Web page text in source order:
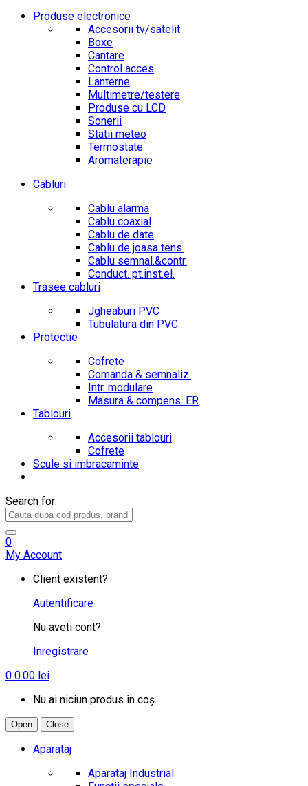
Produse electronice
Accesorii tv/satelit
Boxe
Cantare
Control acces
Lanterne
Multimetre/testere
Produse cu LCD
Sonerii
Statii meteo
Termostate
Aromaterapie
Cabluri
Cablu alarma
Cablu coaxial
Cablu de date
Cablu de joasa tens.
Cablu semnal.&contr.
Conduct. pt.inst.el.
Trasee cabluri
Jgheaburi PVC
Tubulatura din PVC
Protectie
Cofrete
Comanda & semnaliz.
Intr. modulare
Masura & compens. ER
Tablouri
Accesorii tablouri
Cofrete
Scule si imbracaminte
Search for:
0
My Account
Client existent?
Autentificare
Nu aveti cont?
Inregistrare
0 0.00 lei
Nu ai niciun produs în coș.
Open Close
Aparataj
Aparataj Industrial